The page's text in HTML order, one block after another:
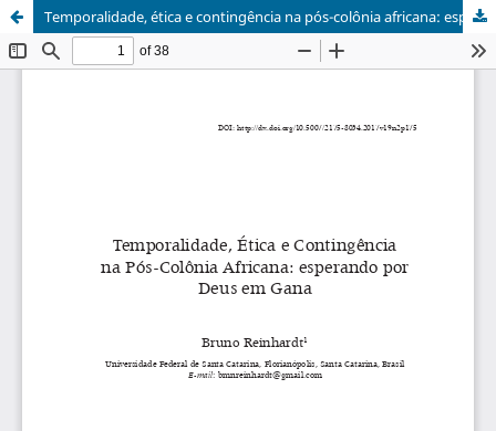
Temporalidade, ética e contingência na pós-colônia africana: esperando por Deus em Gana